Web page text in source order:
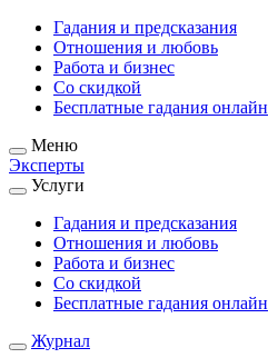
Гадания и предсказания
Отношения и любовь
Работа и бизнес
Со скидкой
Бесплатные гадания онлайн
Меню
Эксперты
Услуги
Гадания и предсказания
Отношения и любовь
Работа и бизнес
Со скидкой
Бесплатные гадания онлайн
Журнал